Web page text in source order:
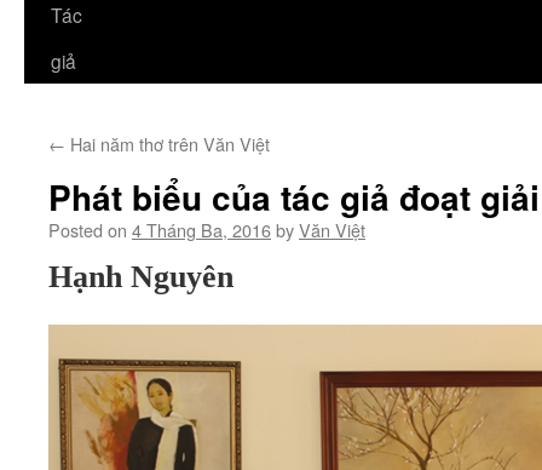
Tác
giả
← Hai năm thơ trên Văn Việt
Phát biểu của tác giả đoạt
Posted on 4 Tháng Ba, 2016byVăn Việt
Hạnh Nguyên